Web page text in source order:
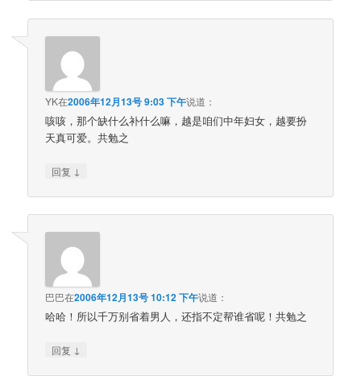
YK在2006年12月13号 9:03 下午说道：
咳咳，那个缺什么补什么嘛，越是咱们中年妇女，越要扮
天真可爱。共勉之
回复 ↓
巴巴在2006年12月13号 10:12 下午说道：
哈哈！所以千万别省着男人，还指不定帮谁省呢！共勉之
回复 ↓